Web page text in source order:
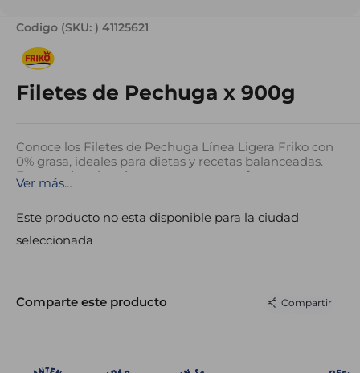
Codigo (SKU: ) 41125621
Filetes de Pechuga x 900g
Conoce los Filetes de Pechuga Línea Ligera Friko con
0% grasa, ideales para dietas y recetas balanceadas.
Empacados al vacío para conservar su frescura,
¡producto alto en proteína!
Sin sal ni fosfatos añadidos
Ideal para dietas balanceadas
Ver más…
Este producto no esta disponible para la ciudad
seleccionada
Comparte este producto Compartir